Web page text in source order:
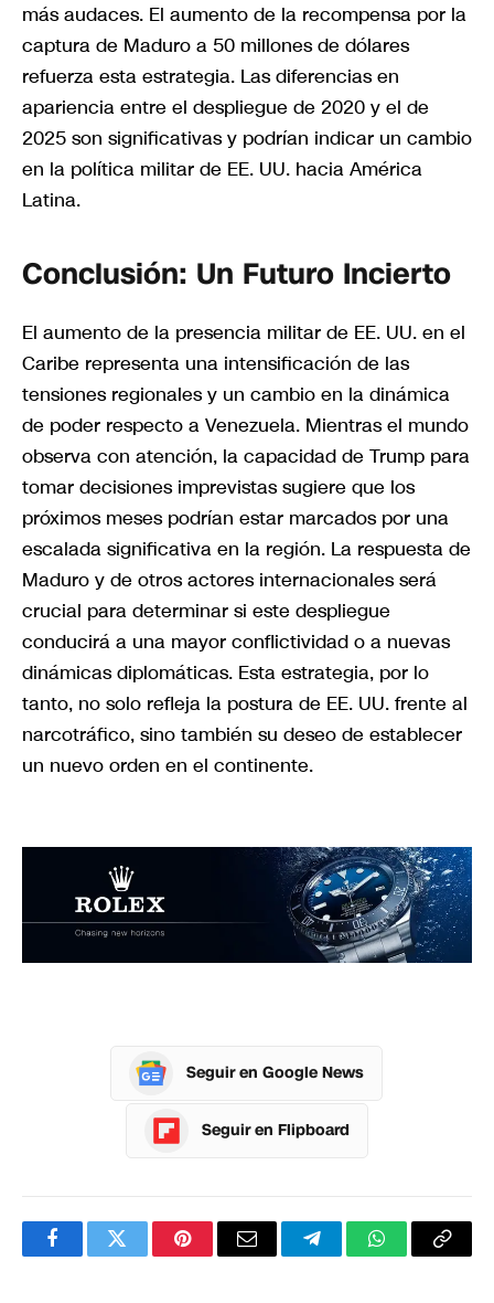
más audaces. El aumento de la recompensa por la
captura de Maduro a 50 millones de dólares
refuerza esta estrategia. Las diferencias en
apariencia entre el despliegue de 2020 y el de
2025 son significativas y podrían indicar un cambio
en la política militar de EE. UU. hacia América
Latina.
Conclusión: Un Futuro Incierto
El aumento de la presencia militar de EE. UU. en el
Caribe representa una intensificación de las
tensiones regionales y un cambio en la dinámica
de poder respecto a Venezuela. Mientras el mundo
observa con atención, la capacidad de Trump para
tomar decisiones imprevistas sugiere que los
próximos meses podrían estar marcados por una
escalada significativa en la región. La respuesta de
Maduro y de otros actores internacionales será
crucial para determinar si este despliegue
conducirá a una mayor conflictividad o a nuevas
dinámicas diplomáticas. Esta estrategia, por lo
tanto, no solo refleja la postura de EE. UU. frente al
narcotráfico, sino también su deseo de establecer
un nuevo orden en el continente.
Seguir en Google News
Seguir en Flipboard
FacebookTwitterPinterestCorreoTelegramWhatsApp